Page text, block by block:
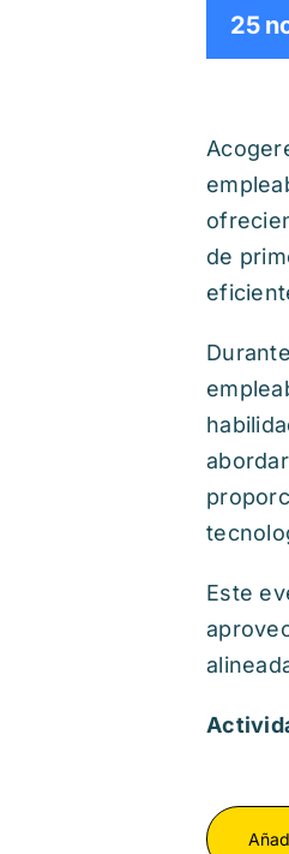
25
de
Este